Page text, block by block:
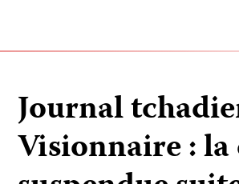
Journal
Visionnaire :